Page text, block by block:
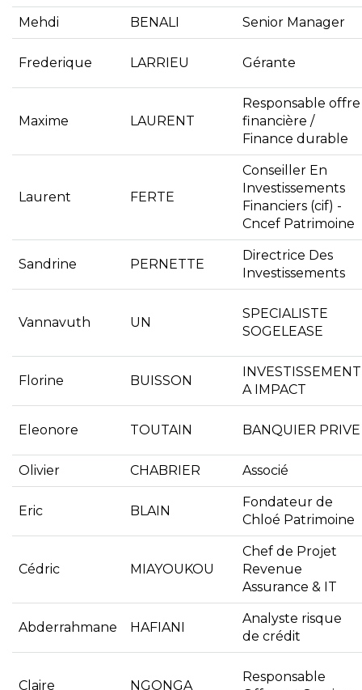
Mehdi BENALI Senior Manager
Frederique LARRIEU Gérante
Maxime LAURENT
Responsable offre
financière /
Finance durable
Laurent FERTE
Conseiller En
Investissements
Financiers (cif) -
Cncef Patrimoine
Sandrine PERNETTE
Directrice Des
Investissements
Vannavuth UN
SPECIALISTE
SOGELEASE
Florine BUISSON
INVESTISSEMENT
A IMPACT
Eleonore TOUTAIN BANQUIER PRIVE
Olivier CHABRIER Associé
Eric BLAIN
Fondateur de
Chloé Patrimoine
Cédric MIAYOUKOU
Chef de Projet
Revenue
Assurance & IT
Abderrahmane HAFIANI
Analyste risque
de crédit
Claire NGONGA
Responsable